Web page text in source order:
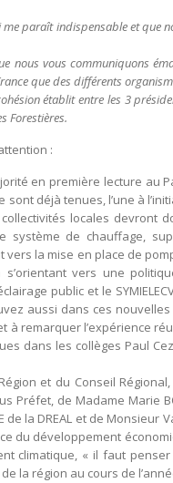
paraît indispensable et que
nous vous communiquons
que des différents
établit entre les 3
Forestières.
:
en première lecture au
déjà tenues, l’une à
locales devront
système de chauffage,
la mise en place de
vers une
public et le
aussi dans ces
à remarquer l’expérience
dans les collèges Paul
et du Conseil
Préfet, de Madame Marie
de la DREAL et de Monsieur
du développement
climatique, « il faut penser
la région au cours de